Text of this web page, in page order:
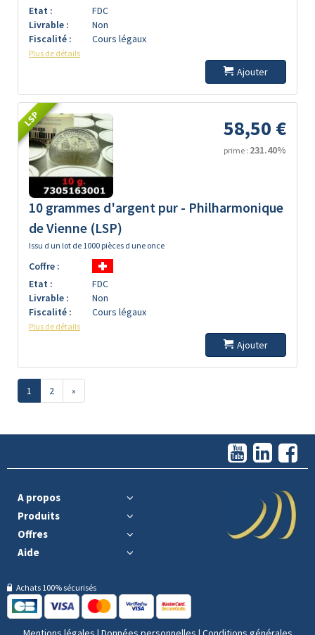
Etat :
FDC
Livrable :
Non
Fiscalité :
Cours légaux
Plus de détails
Ajouter
LSP 58,50 €
prime : 231.40%
10 grammes d'argent pur - Philharmonique
de Vienne (LSP)
Issu d un lot de 1000 pièces d une once
Coffre :
Etat :
FDC
Livrable :
Non
Fiscalité :
Cours légaux
Plus de détails
Ajouter
1 2 »
A propos
Produits
Offres
Aide
Achats 100% sécurisés